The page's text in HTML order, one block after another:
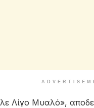
Λίγο Μυαλό»,